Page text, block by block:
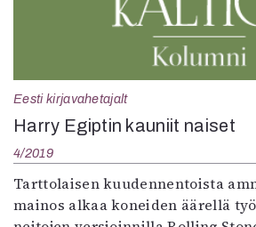
Eesti kirjavahetajalt
Harry Egiptin kauniit naiset
4/2019
Tarttolaisen kuudennentoista
mainos alkaa koneiden äärellä